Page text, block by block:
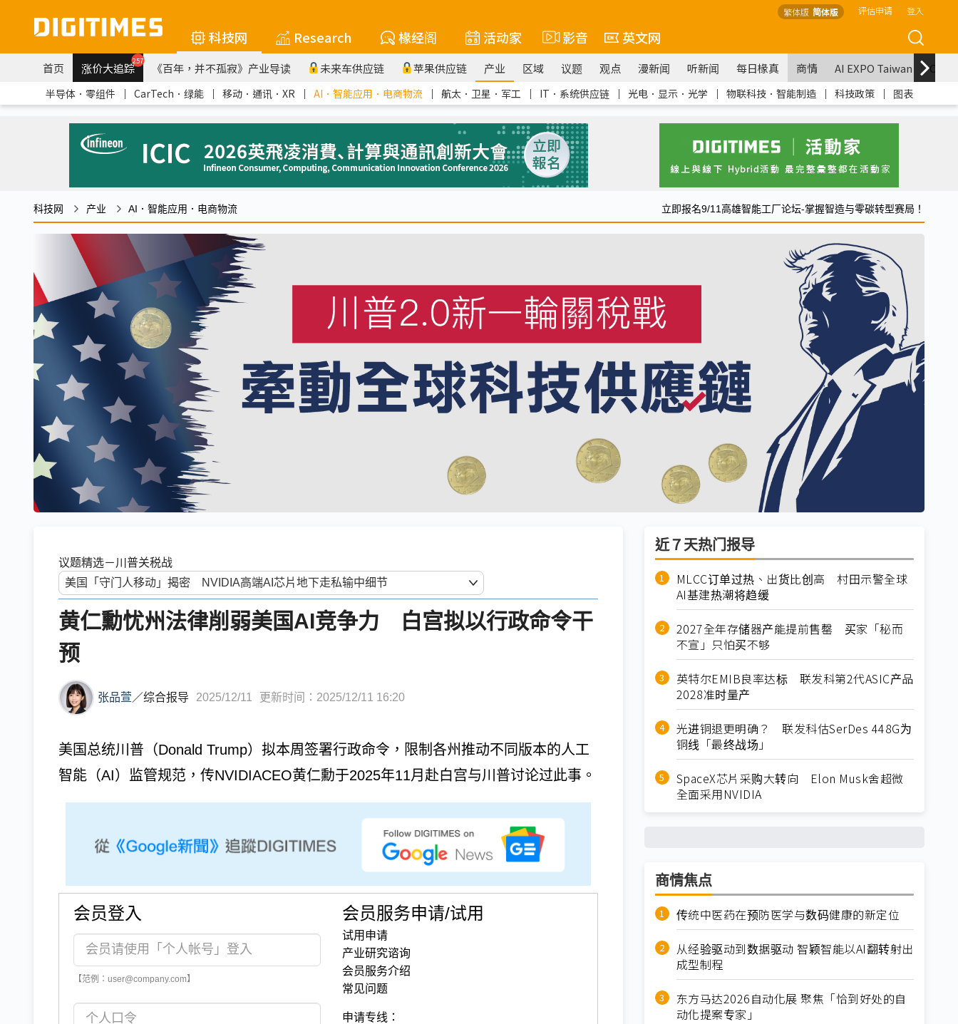
繁体版 简体版 评估申请 登入
科技网 Research 椽经阁 活动家 影音 英文网
首页 涨价大追踪257 《百年，并不孤寂》产业导读 未来车供应链 苹果供应链 产业 区域 议题 观点 漫新闻 听新闻 每日椽真 商情 AI EXPO Taiwan
半导体．零组件 ｜ CarTech．绿能 ｜ 移动．通讯．XR ｜ AI．智能应用．电商物流 ｜ 航太．卫星．军工 ｜ IT．系统供应链 ｜ 光电．显示．光学 ｜ 物联科技．智能制造 ｜ 科技政策 ｜ 图表
科技网 产业 AI．智能应用．电商物流 立即报名9/11高雄智能工厂论坛-掌握智造与零碳转型赛局！
议题精选－川普关税战
黄仁勳忧州法律削弱美国AI竞争力 白宫拟以行政命令干
预
张品萱 ／综合报导 2025/12/11 更新时间：2025/12/11 16:20
美国总统川普（Donald Trump）拟本周签署行政命令，限制各州推动不同版本的人工
智能（AI）监管规范，传NVIDIACEO黄仁勳于2025年11月赴白宫与川普讨论过此事。
会员登入
【范例：user@company.com】
会员服务申请/试用
试用申请
产业研究谘询
会员服务介绍
常见问题
申请专线：
近７天热门报导
MLCC订单过热、出货比创高 村田示警全球
AI基建热潮将趋缓
2027全年存储器产能提前售罄 买家「秘而
不宣」只怕买不够
英特尔EMIB良率达标 联发科第2代ASIC产品
2028准时量产
光进铜退更明确？ 联发科估SerDes 448G为
铜线「最终战场」
SpaceX芯片采购大转向 Elon Musk舍超微
全面采用NVIDIA
商情焦点
传统中医药在预防医学与数码健康的新定位
从经验驱动到数据驱动 智颖智能以AI翻转射出
成型制程
东方马达2026自动化展 聚焦「恰到好处的自
动化提案专家」